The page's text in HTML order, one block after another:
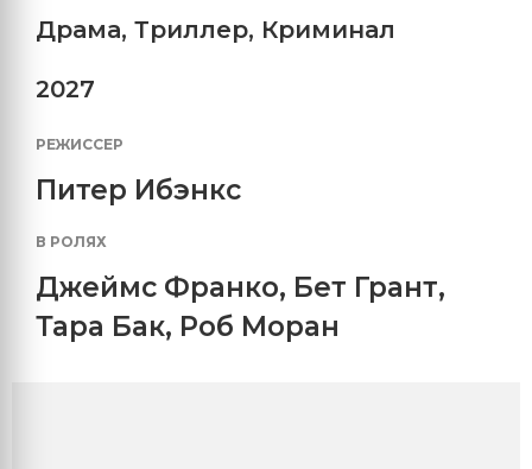
Драма, Триллер, Криминал
2027
РЕЖИССЕР
Питер Ибэнкс
В РОЛЯХ
Джеймс Франко, Бет Грант,
Тара Бак, Роб Моран